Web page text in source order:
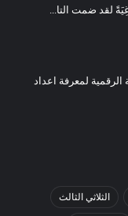
لمعرفة اعداد
الثلاثي الثالث